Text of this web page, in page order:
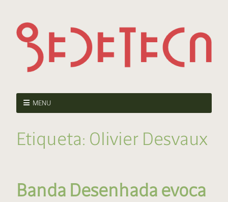
MENU
Etiqueta: Olivier Desvaux
Banda Desenhada evoca